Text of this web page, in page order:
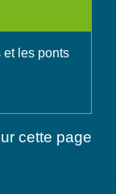
et les ponts
cette page